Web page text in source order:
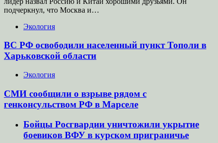
подчеркнул, что Москва и…
Экология
ВС РФ освободили населенный пункт Тополи в
Харьковской области
Экология
СМИ сообщили о взрыве рядом с
генконсульством РФ в Марселе
Бойцы Росгвардии уничтожили укрытие
боевиков ВФУ в курском приграничье